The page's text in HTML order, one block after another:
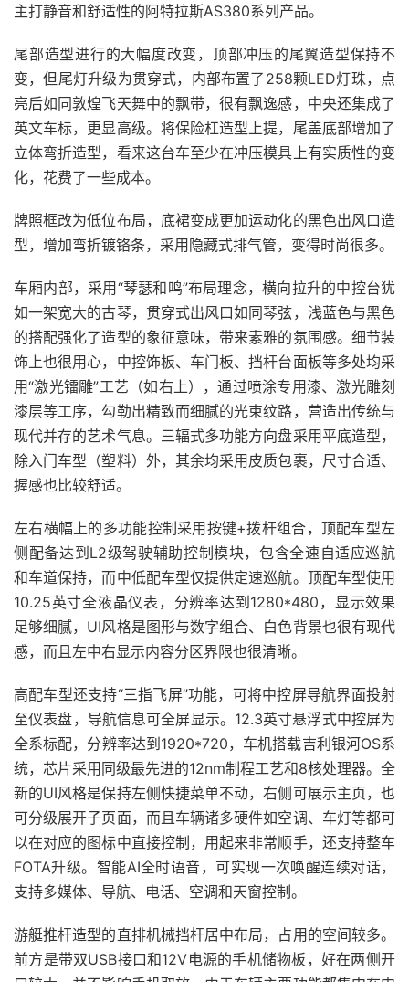
主打静音和舒适性的阿特拉斯AS380系列产品。
尾部造型进行的大幅度改变，顶部冲压的尾翼造型保持不
变，但尾灯升级为贯穿式，内部布置了258颗LED灯珠，点
亮后如同敦煌飞天舞中的飘带，很有飘逸感，中央还集成了
英文车标，更显高级。将保险杠造型上提，尾盖底部增加了
立体弯折造型，看来这台车至少在冲压模具上有实质性的变
化，花费了一些成本。
牌照框改为低位布局，底裙变成更加运动化的黑色出风口造
型，增加弯折镀铬条，采用隐藏式排气管，变得时尚很多。
车厢内部，采用“琴瑟和鸣”布局理念，横向拉升的中控台犹
如一架宽大的古琴，贯穿式出风口如同琴弦，浅蓝色与黑色
的搭配强化了造型的象征意味，带来素雅的氛围感。细节装
饰上也很用心，中控饰板、车门板、挡杆台面板等多处均采
用“激光镭雕”工艺（如右上），通过喷涂专用漆、激光雕刻
漆层等工序，勾勒出精致而细腻的光束纹路，营造出传统与
现代并存的艺术气息。三辐式多功能方向盘采用平底造型，
除入门车型（塑料）外，其余均采用皮质包裹，尺寸合适、
握感也比较舒适。
左右横幅上的多功能控制采用按键+拨杆组合，顶配车型左
侧配备达到L2级驾驶辅助控制模块，包含全速自适应巡航
和车道保持，而中低配车型仅提供定速巡航。顶配车型使用
10.25英寸全液晶仪表，分辨率达到1280*480，显示效果
足够细腻，UI风格是图形与数字组合、白色背景也很有现代
感，而且左中右显示内容分区界限也很清晰。
高配车型还支持“三指飞屏”功能，可将中控屏导航界面投射
至仪表盘，导航信息可全屏显示。12.3英寸悬浮式中控屏为
全系标配，分辨率达到1920*720，车机搭载吉利银河OS系
统，芯片采用同级最先进的12nm制程工艺和8核处理器。全
新的UI风格是保持左侧快捷菜单不动，右侧可展示主页，也
可分级展开子页面，而且车辆诸多硬件如空调、车灯等都可
以在对应的图标中直接控制，用起来非常顺手，还支持整车
FOTA升级。智能AI全时语音，可实现一次唤醒连续对话，
支持多媒体、导航、电话、空调和天窗控制。
游艇推杆造型的直排机械挡杆居中布局，占用的空间较多。
前方是带双USB接口和12V电源的手机储物板，好在两侧开